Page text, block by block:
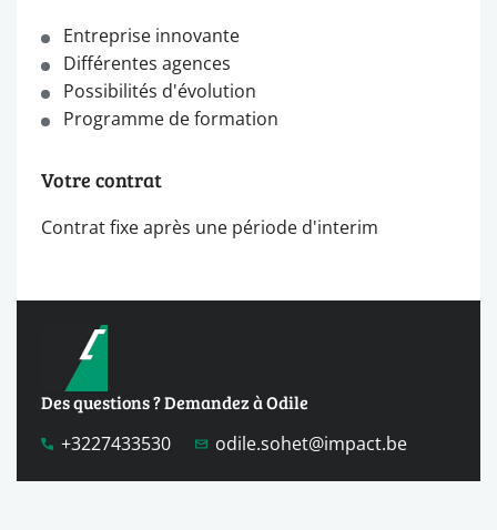
Entreprise innovante
Différentes agences
Possibilités d'évolution
Programme de formation
Votre contrat
Contrat fixe après une période d'interim
Des questions ? Demandez à Odile
+3227433530
odile.sohet@impact.be